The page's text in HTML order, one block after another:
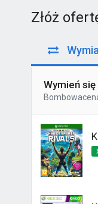
Złóż
Wymień się